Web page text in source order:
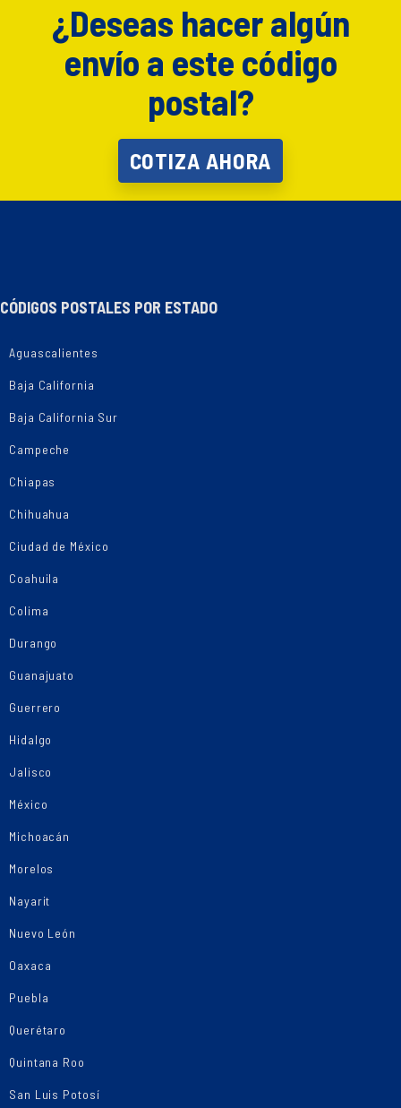
¿Deseas hacer algún
envío a este código
postal?
COTIZA AHORA
CÓDIGOS POSTALES POR ESTADO
Aguascalientes
Baja California
Baja California Sur
Campeche
Chiapas
Chihuahua
Ciudad de México
Coahuila
Colima
Durango
Guanajuato
Guerrero
Hidalgo
Jalisco
México
Michoacán
Morelos
Nayarit
Nuevo León
Oaxaca
Puebla
Querétaro
Quintana Roo
San Luis Potosí